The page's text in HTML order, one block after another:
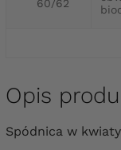
60/62
Opis
Spódnica w